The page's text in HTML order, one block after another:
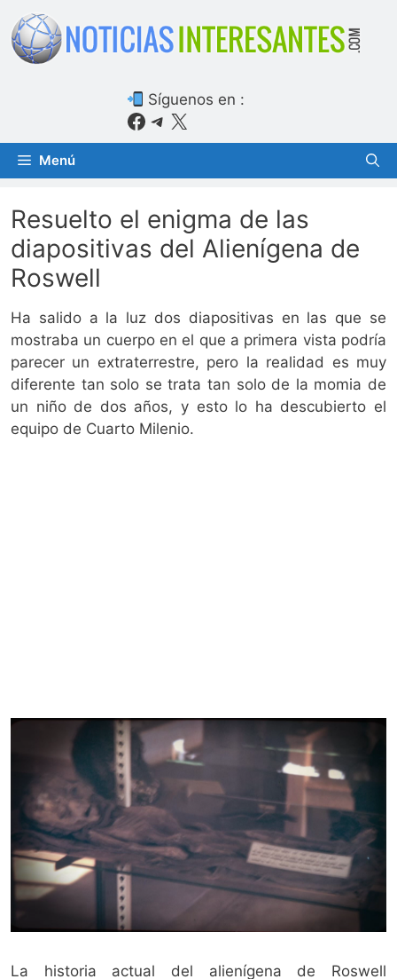
Saltar
contenido
Síguenos en :
Facebook
Telegram
X
Menú
Resuelto el enigma de las
diapositivas del Alienígena de
Roswell
Ha salido a la luz dos diapositivas en las que se
mostraba un cuerpo en el que a primera vista podría
parecer un extraterrestre, pero la realidad es muy
diferente tan solo se trata tan solo de la momia de
un niño de dos años, y esto lo ha descubierto el
equipo de Cuarto Milenio.
La historia actual del alienígena de Roswell